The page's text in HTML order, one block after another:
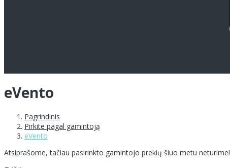
eVento
Pagrindinis
Pirkite pagal gamintoją
eVento
Atsiprašome, tačiau pasirinkto gamintojo prekių šiuo metu neturime!